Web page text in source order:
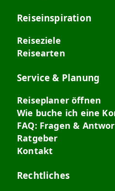
Reiseinspiration
Reiseziele
Reisearten
Service & Planung
Reiseplaner öffnen
Wie buche ich eine
FAQ: Fragen &
Ratgeber
Kontakt
Rechtliches